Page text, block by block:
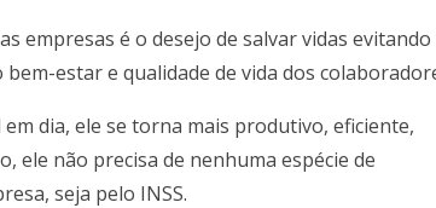
é o desejo de salvar vidas evitando
estar e qualidade de vida dos
dia, ele se torna mais produtivo, eficiente,
ele não precisa de nenhuma espécie de
seja pelo INSS.